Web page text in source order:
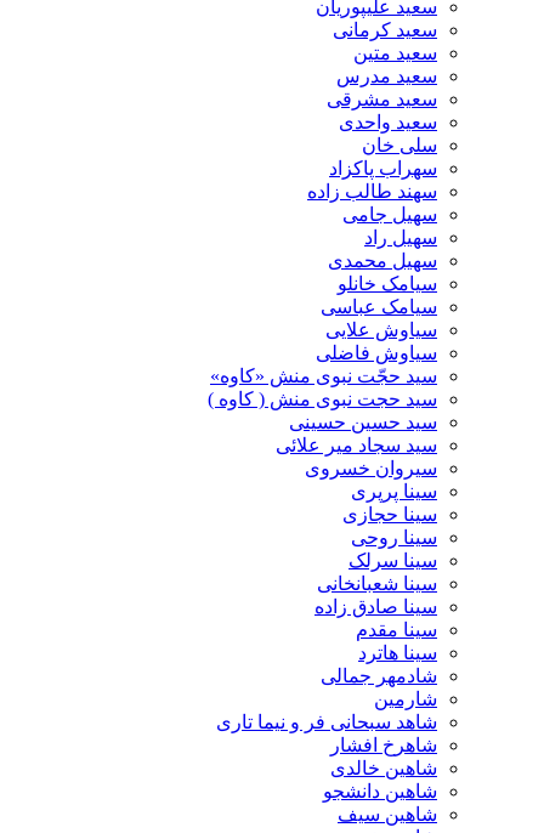
سعید علیپوریان
سعید کرمانی
سعید متین
سعید مدرس
سعید مشرقی
سعید واحدی
سلی خان
سهراب پاکزاد
سهند طالب زاده
سهیل جامی
سهیل راد
سهیل محمدی
سیامک خانلو
سیامک عباسی
سیاوش علایی
سیاوش فاضلی
سید حجّت نبوی منش «کاوه»
سید حجت نبوی منش ( کاوه )
سید حسین حسینى
سید سجاد میر علائی
سیروان خسروی
سینا پرپری
سینا حجازی
سینا روحی
سینا سرلک
سینا شعبانخانی
سینا صادق زاده
سینا مقدم
سینا هاترد
شادمهر جمالی
شارمین
شاهد سبحانی فر و نیما تاری
شاهرخ افشار
شاهین خالدی
شاهین دانشجو
شاهین سیف